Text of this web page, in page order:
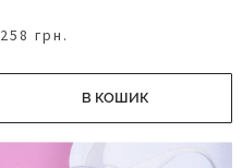
258 грн.
В КОШИК